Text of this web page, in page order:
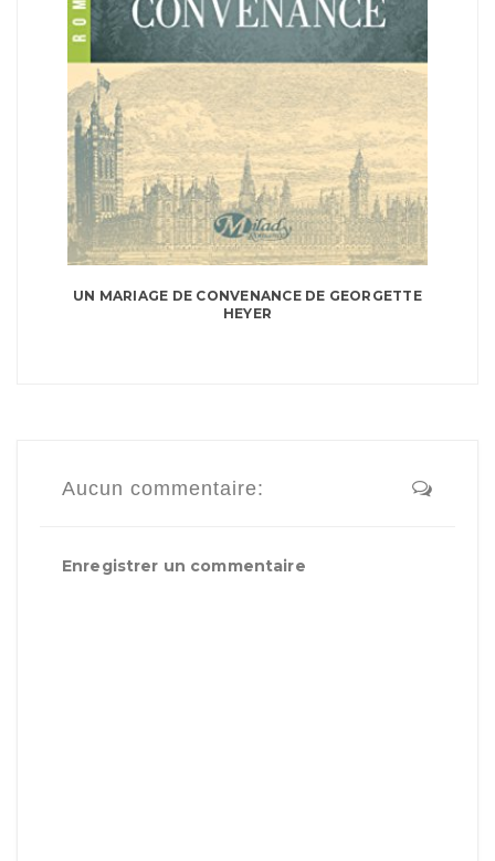
UN MARIAGE DE CONVENANCE DE GEORGETTE
HEYER
Aucun commentaire:
Enregistrer un commentaire